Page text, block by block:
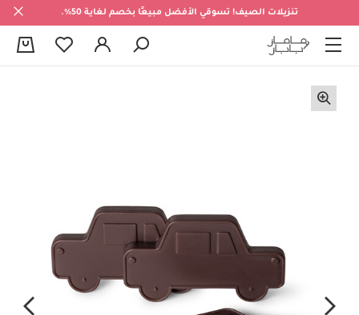
تنزيلات الصيف! تسوقي الأفضل مبيعًا بخصم لغاية 50%.